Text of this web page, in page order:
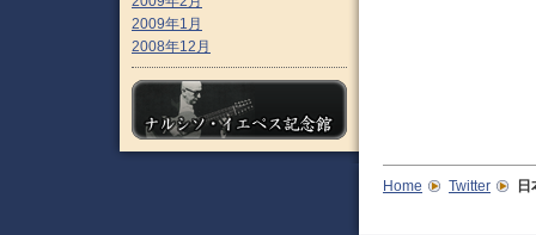
2009年1月
2008年12月
Home Twitter 日